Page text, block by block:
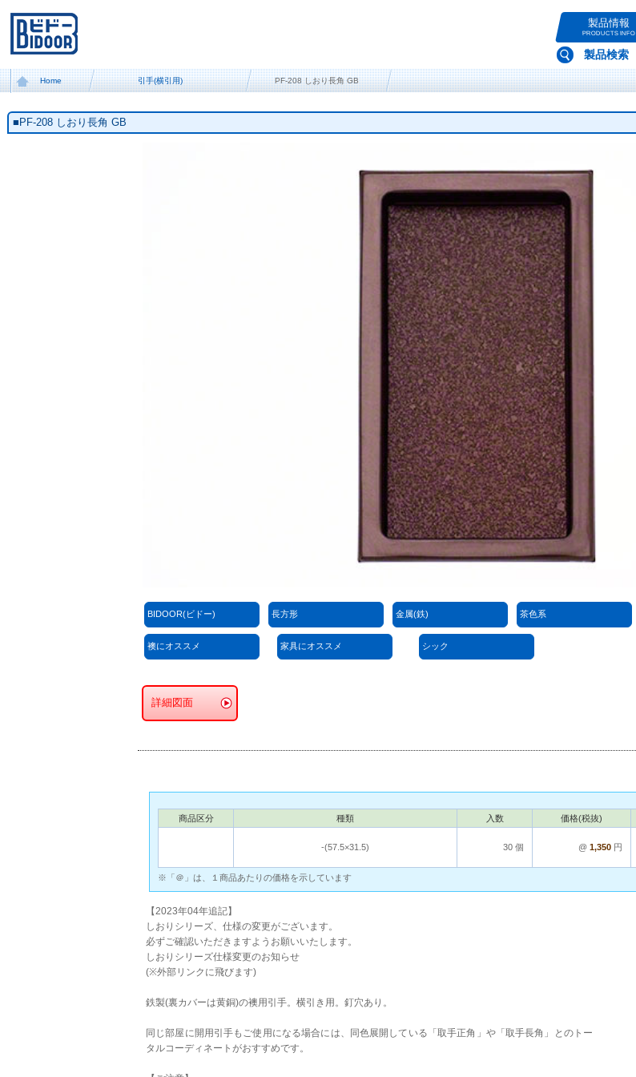
製品情報
PRODUCTS INFO
製品検索
Home 引手(横引用) PF-208 しおり長角 GB
■PF-208 しおり長角 GB
BIDOOR(ビドー) 長方形 金属(鉄) 茶色系
襖にオススメ 家具にオススメ シック
詳細図面
商品区分 種類 入数 価格(税抜)
‐(57.5×31.5) 30 個 @ 1,350 円
※「＠」は、１商品あたりの価格を示しています
【2023年04年追記】
しおりシリーズ、仕様の変更がございます。
必ずご確認いただきますようお願いいたします。
しおりシリーズ仕様変更のお知らせ
(※外部リンクに飛びます)
鉄製(裏カバーは黄銅)の襖用引手。横引き用。釘穴あり。
同じ部屋に開用引手もご使用になる場合には、同色展開している「取手正角」や「取手長角」とのトー
タルコーディネートがおすすめです。